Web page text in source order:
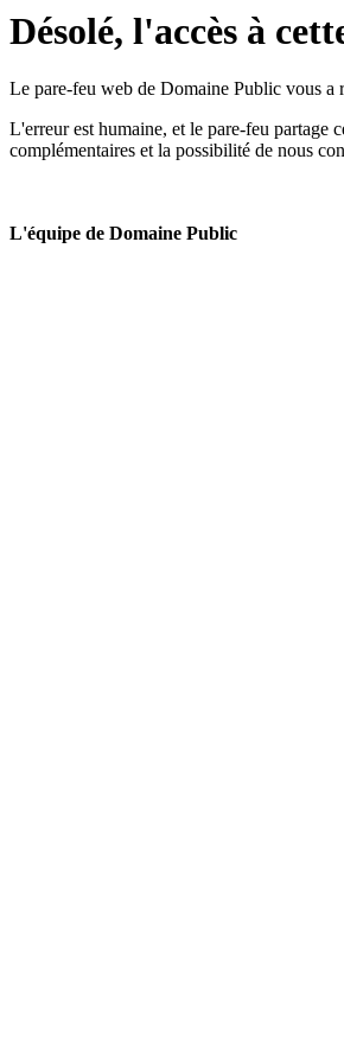
Désolé, l'accès à
Le pare-feu web de Domaine Public vous a
L'erreur est humaine, et le pare-feu partage
complémentaires et la possibilité de nous
L'équipe de Domaine Public